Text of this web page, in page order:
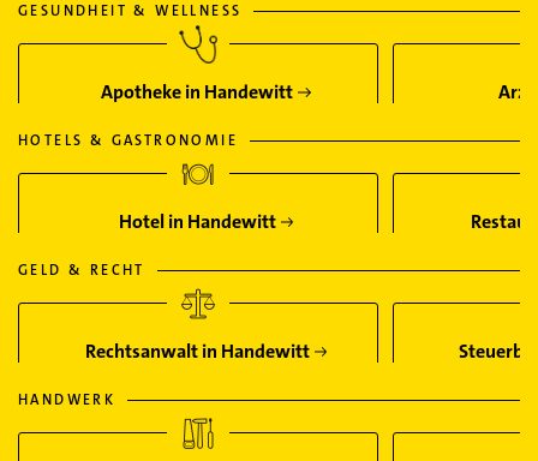
GESUNDHEIT & WELLNESS
Apotheke in Handewitt Arzt
HOTELS & GASTRONOMIE
Hotel in Handewitt
GELD & RECHT
Rechtsanwalt in Handewitt
HANDWERK